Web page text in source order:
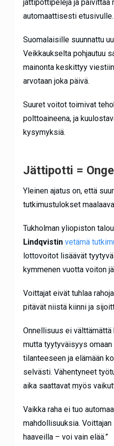
jättipottipelejä ja päivittää
automaattisesti etusivulle.
Suomalaisille suunnattu
Veikkaukselta pohjautuu
mainonta keskittyy
arvotaan joka päivä.
Suuret voitot toimivat
polttoaineena, ja
kysymyksiä.
Jättipotti =
Yleinen ajatus on, että
tutkimustulokset
Tukholman yliopiston
Lindqvistin vetämä
lottovoitot lisäävät
kymmenen vuotta voiton
Voittajat eivät tuhlaa
pitävät niistä kiinni ja
Onnellisuus ei
mutta tyytyväisyys
tilanteeseen ja elämään
selvästi. Vähentyneet
aika saattavat myös
Vaikka raha ei tuo
mahdollisuuksia. Voittajan
haaveilla – voi vain elää.”